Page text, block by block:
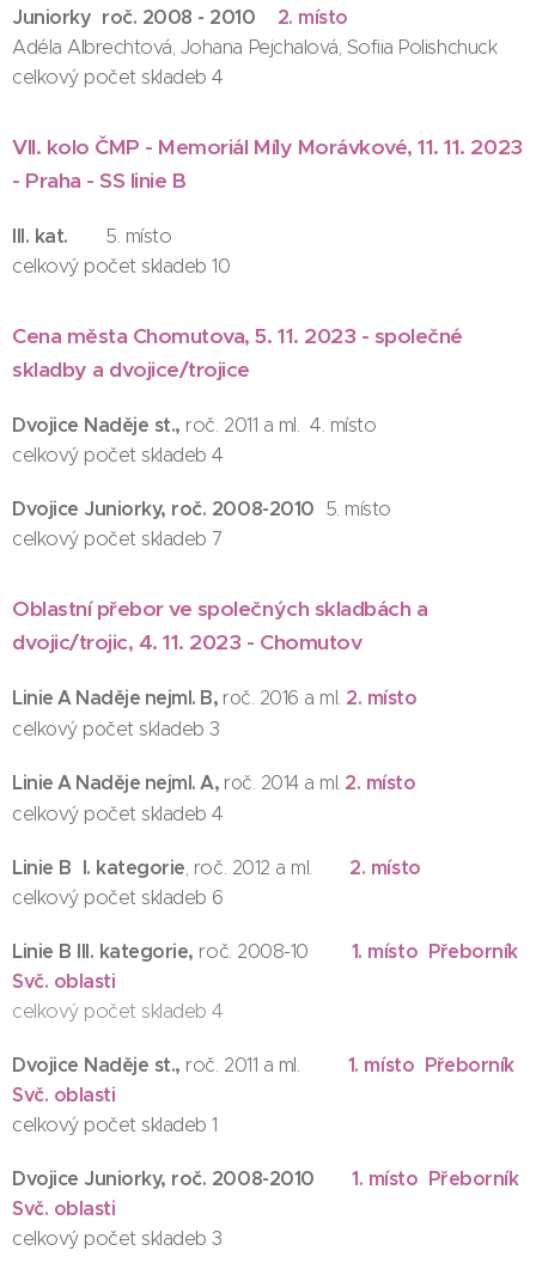
Juniorky roč. 2008 - 2010 2. místo
Adéla Albrechtová, Johana Pejchalová, Sofiia Polishchuck
celkový počet skladeb 4
VII. kolo ČMP - Memoriál Míly Morávkové, 11. 11. 2023
- Praha - SS linie B
III. kat.
5. místo
celkový počet skladeb 10
Cena města Chomutova, 5. 11. 2023 - společné
skladby a dvojice/trojice
Dvojice Naděje st., roč. 2011 a ml. 4. místo
celkový počet skladeb 4
Dvojice Juniorky, roč. 2008-2010 5. místo
celkový počet skladeb 7
Oblastní přebor ve společných skladbách a
dvojic/trojic, 4. 11. 2023 - Chomutov
Linie A Naděje nejml. B, roč. 2016 a ml. 2. místo
celkový počet skladeb 3
Linie A Naděje nejml. A, roč. 2014 a ml. 2. místo
celkový počet skladeb 4
Linie B I. kategorie, roč. 2012 a ml. 2. místo
celkový počet skladeb 6
Linie B III. kategorie, roč. 2008-10 1. místo Přeborník
Svč. oblasti
celkový počet skladeb 4
Dvojice Naděje st., roč. 2011 a ml.
1. místo Přeborník
Svč. oblasti
celkový počet skladeb 1
Dvojice Juniorky, roč. 2008-20101. místo Přeborník
Svč. oblasti
celkový počet skladeb 3